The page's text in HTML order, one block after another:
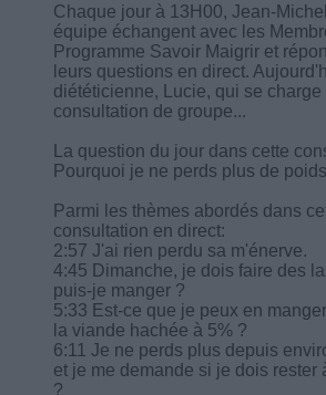
Chaque jour à 13H00, Jean-
équipe échangent avec les
Programme Savoir Maigrir et
leurs questions en direct.
diététicienne, Lucie, qui se charge
consultation de groupe...
La question du jour dans cette
Pourquoi je ne perds plus de
Parmi les thèmes abordés dans
consultation en direct:
2:57 J'ai rien perdu sa m'énerve.
4:45 Dimanche, je dois faire des
puis-je manger ?
5:33 Est-ce que je peux en
la viande hachée à 5% ?
6:11 Je ne perds plus depuis
et je me demande si je dois rester
?